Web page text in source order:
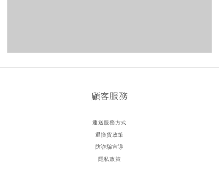
顧客服務
運送服務方式
退換貨政策
防詐騙宣導
隱私政策